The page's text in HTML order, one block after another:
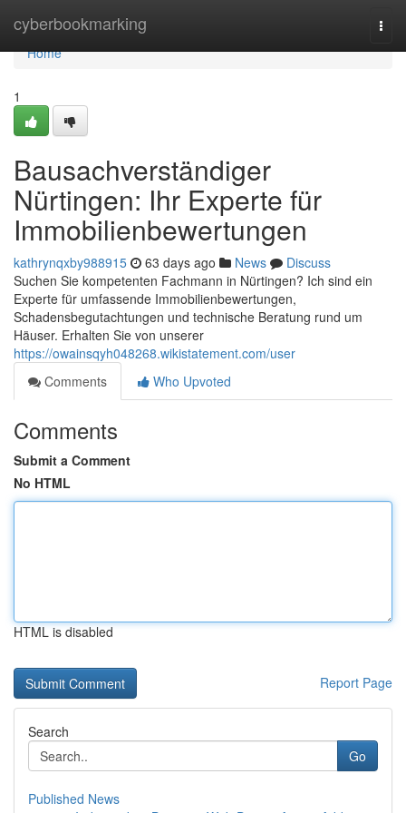
cyberbookmarking
Home
Home
1
Bausachverständiger
Nürtingen: Ihr Experte für
Immobilienbewertungen
kathrynqxby988915 63 days ago News
Discuss
Suchen Sie kompetenten Fachmann in Nürtingen? Ich sind ein
Experte für umfassende Immobilienbewertungen,
Schadensbegutachtungen und technische Beratung rund um
Häuser. Erhalten Sie von unserer
https://owainsqyh048268.wikistatement.com/user
Comments
Who Upvoted
Comments
Submit a Comment
No HTML
HTML is disabled
Report Page
Search
Go
Published News